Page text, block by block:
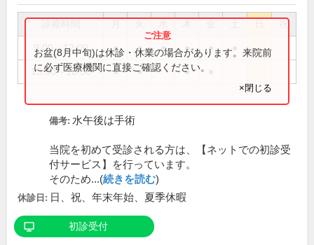
祝
9:00～12:00 ● ● ● ● ●
15:30～18:30 ● ● ●
お盆(8月中旬)は休診・休業の場合があります。来院前
に必ず医療機関に直接ご確認ください。
×閉じる
備考: 水午後は手術
当院を初めて受診される方は、【ネットでの初診受
付サービス】を行っています。
そのため...(続きを読む)
休診日: 日、祝、年末年始、夏季休暇
初診受付